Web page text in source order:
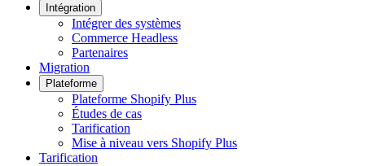
Intégration
Intégrer des systèmes
Commerce Headless
Partenaires
Migration
Plateforme
Plateforme Shopify Plus
Études de cas
Tarification
Mise à niveau vers Shopify Plus
Tarification